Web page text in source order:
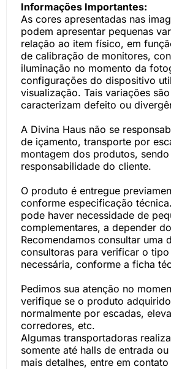
Informações Importantes:
As cores apresentadas nas
podem apresentar pequenas
relação ao item físico, em
de calibração de monitores,
iluminação no momento da
configurações do dispositivo
visualização. Tais variações
caracterizam defeito ou
A Divina Haus não se
de içamento, transporte por
montagem dos produtos,
responsabilidade do cliente.
O produto é entregue
conforme especificação
pode haver necessidade de
complementares, a depender
Recomendamos consultar uma
consultoras para verificar o
necessária, conforme a ficha
Pedimos sua atenção no
verifique se o produto
normalmente por escadas,
corredores, etc.
Algumas transportadoras
somente até halls de entrada
mais detalhes, entre em